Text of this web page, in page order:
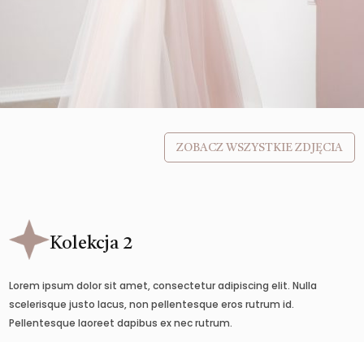
ZOBACZ WSZYSTKIE ZDJĘCIA
Kolekcja 2
Lorem ipsum dolor sit amet, consectetur adipiscing elit. Nulla
scelerisque justo lacus, non pellentesque eros rutrum id.
Pellentesque laoreet dapibus ex nec rutrum.